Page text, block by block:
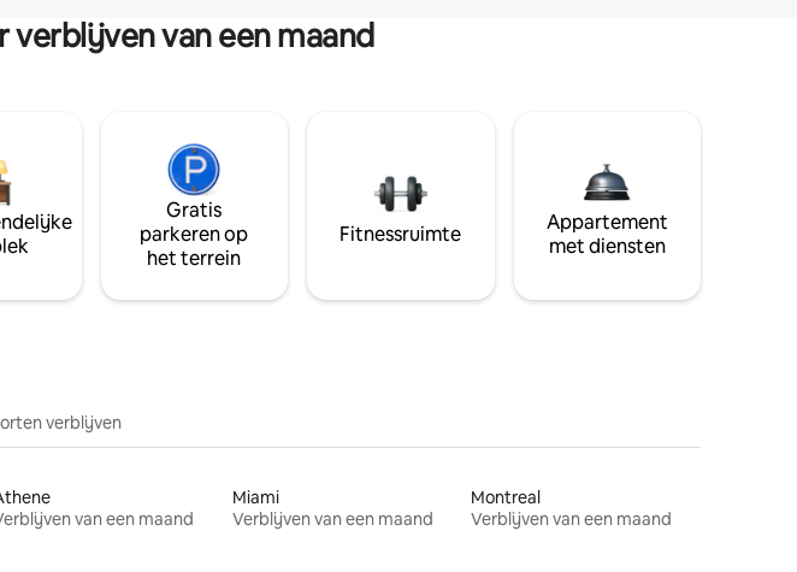
verblijven van een maand
Gratis
parkeren op
het terrein
Fitnessruimte
Appartement
met diensten
verblijven
van een maand
Miami
Verblijven van een maand
Montreal
Verblijven van een maand